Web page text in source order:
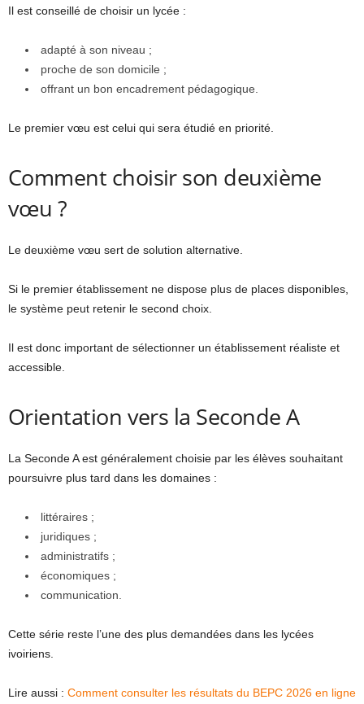
Il est conseillé de choisir un lycée :
adapté à son niveau ;
proche de son domicile ;
offrant un bon encadrement pédagogique.
Le premier vœu est celui qui sera étudié en priorité.
Comment choisir son deuxième
vœu ?
Le deuxième vœu sert de solution alternative.
Si le premier établissement ne dispose plus de places disponibles,
le système peut retenir le second choix.
Il est donc important de sélectionner un établissement réaliste et
accessible.
Orientation vers la Seconde A
La Seconde A est généralement choisie par les élèves souhaitant
poursuivre plus tard dans les domaines :
littéraires ;
juridiques ;
administratifs ;
économiques ;
communication.
Cette série reste l’une des plus demandées dans les lycées
ivoiriens.
Lire aussi : Comment consulter les résultats du BEPC 2026 en ligne